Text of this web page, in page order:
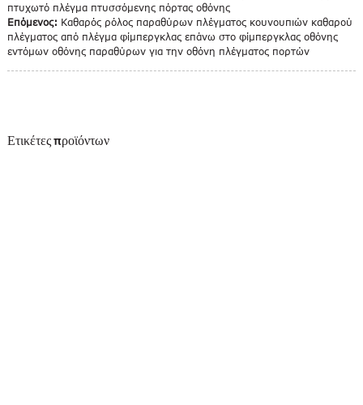
πτυχωτό πλέγμα πτυσσόμενης πόρτας οθόνης
Επόμενος: Καθαρός ρόλος παραθύρων πλέγματος κουνουπιών καθαρού
πλέγματος από πλέγμα φίμπεργκλας επάνω στο φίμπεργκλας οθόνης
εντόμων οθόνης παραθύρων για την οθόνη πλέγματος πορτών
Ετικέτες προϊόντων